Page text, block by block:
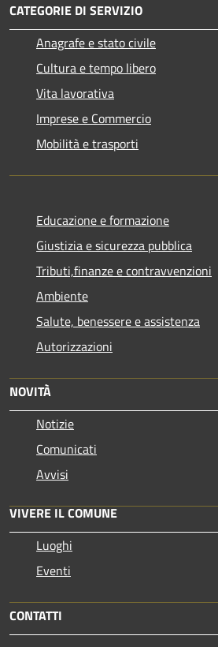
CATEGORIE DI SERVIZIO
Anagrafe e stato civile
Cultura e tempo libero
Vita lavorativa
Imprese e Commercio
Mobilità e trasporti
Educazione e formazione
Giustizia e sicurezza pubblica
Tributi,finanze e contravvenzioni
Ambiente
Salute, benessere e assistenza
Autorizzazioni
NOVITÀ
Notizie
Comunicati
Avvisi
VIVERE IL COMUNE
Luoghi
Eventi
CONTATTI